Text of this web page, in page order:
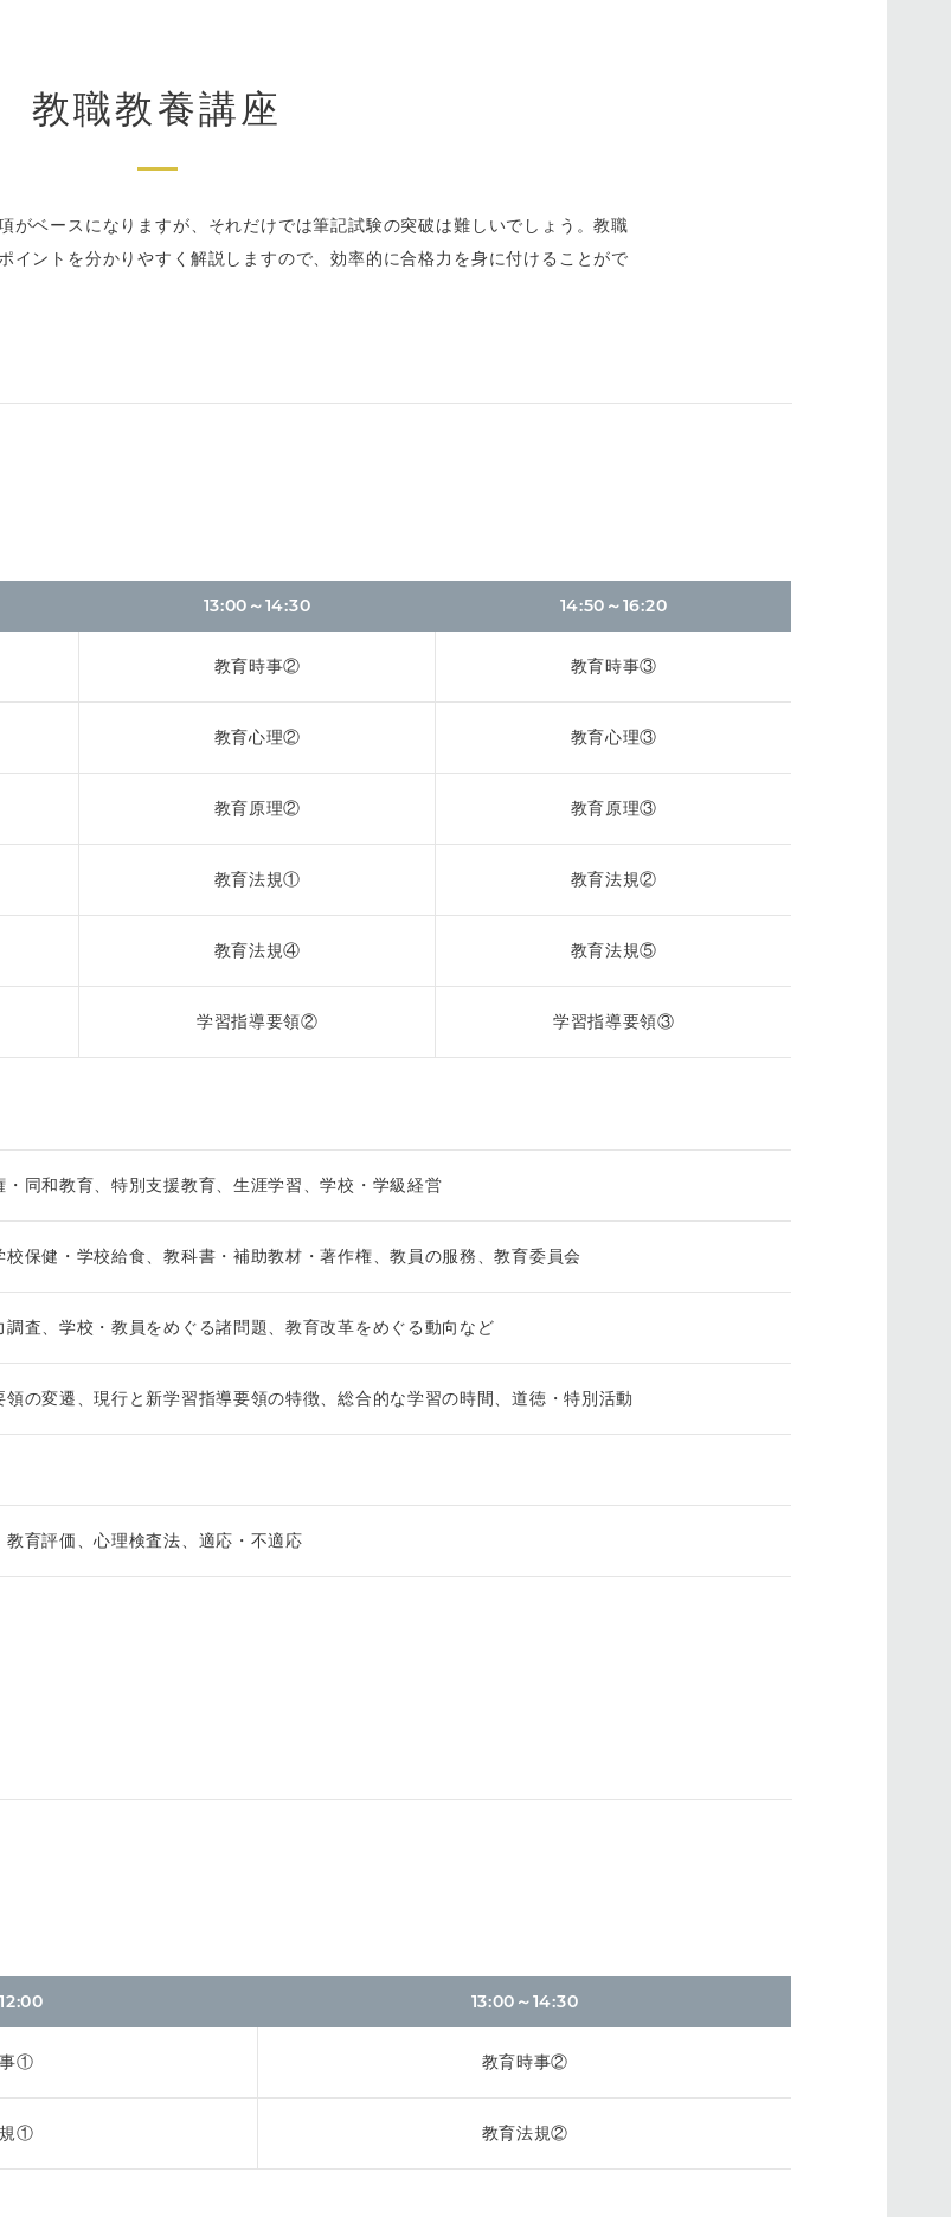
教職教養講座
がベースになりますが、それだけでは筆記試験の突破は難しいでしょう。教職
イントを分かりやすく解説しますので、効率的に合格力を身に付けることがで
13:00～14:30 14:50～16:20
教育時事② 教育時事③
教育心理② 教育心理③
教育原理② 教育原理③
教育法規① 教育法規②
教育法規④ 教育法規⑤
学習指導要領② 学習指導要領③
同和教育、特別支援教育、生涯学習、学校・学級経営
保健・学校給食、教科書・補助教材・著作権、教員の服務、教育委員会
査、学校・教員をめぐる諸問題、教育改革をめぐる動向など
の変遷、現行と新学習指導要領の特徴、総合的な学習の時間、道徳・特別活動
育評価、心理検査法、適応・不適応
13:00～14:30
① 教育時事②
① 教育法規②